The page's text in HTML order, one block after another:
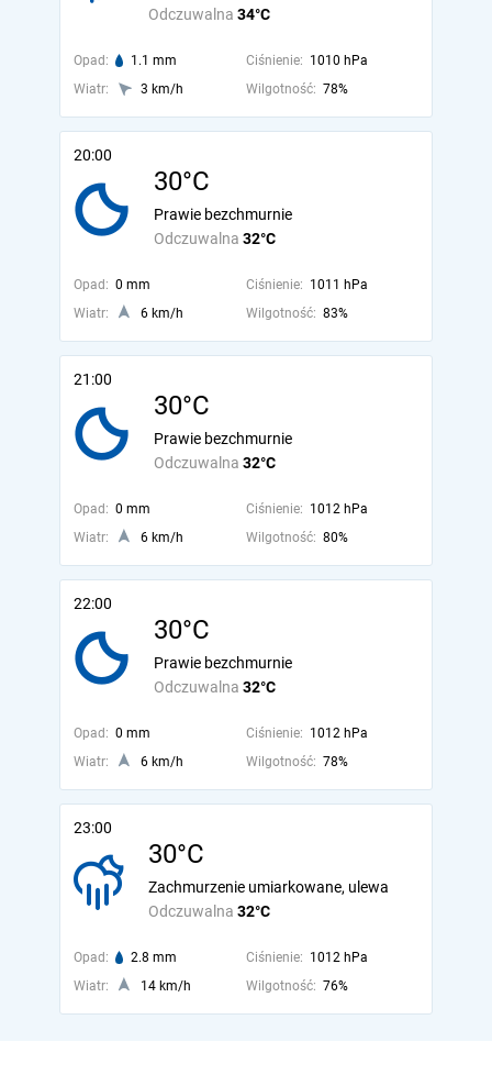
Odczuwalna 34°C
Opad: 1.1 mm Ciśnienie: 1010 hPa
Wiatr:
3 km/h Wilgotność: 78%
20:00
30°C
Odczuwalna 32°C
Prawie bezchmurnie
Opad: 0 mm Ciśnienie: 1011 hPa
Wiatr:
6 km/h Wilgotność: 83%
21:00
30°C
Odczuwalna 32°C
Prawie bezchmurnie
Opad: 0 mm Ciśnienie: 1012 hPa
Wiatr:
6 km/h Wilgotność: 80%
22:00
30°C
Odczuwalna 32°C
Prawie bezchmurnie
Opad: 0 mm Ciśnienie: 1012 hPa
Wiatr:
6 km/h Wilgotność: 78%
23:00
30°C
Odczuwalna 32°C
Zachmurzenie umiarkowane, ulewa
Opad: 2.8 mm Ciśnienie: 1012 hPa
Wiatr:
14 km/h Wilgotność: 76%